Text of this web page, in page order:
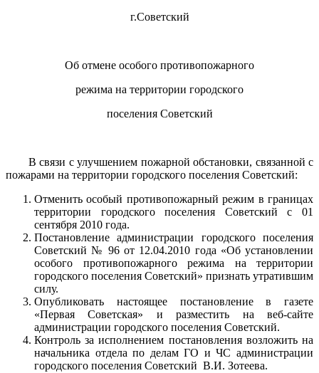
г.Советский
Об отмене особого противопожарного
режима на территории городского
поселения Советский
В связи с улучшением пожарной обстановки, связанной с
пожарами на территории городского поселения Советский:
Отменить особый противопожарный режим в границах
территории городского поселения Советский с 01
сентября 2010 года.
Постановление администрации городского поселения
Советский № 96 от 12.04.2010 года «Об установлении
особого противопожарного режима на территории
городского поселения Советский» признать утратившим
силу.
Опубликовать настоящее постановление в газете
«Первая Советская» и разместить на веб-сайте
администрации городского поселения Советский.
Контроль за исполнением постановления возложить на
начальника отдела по делам ГО и ЧС администрации
городского поселения Советский В.И. Зотеева.